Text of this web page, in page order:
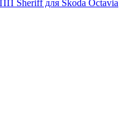
Sheriff для Skoda Octavia